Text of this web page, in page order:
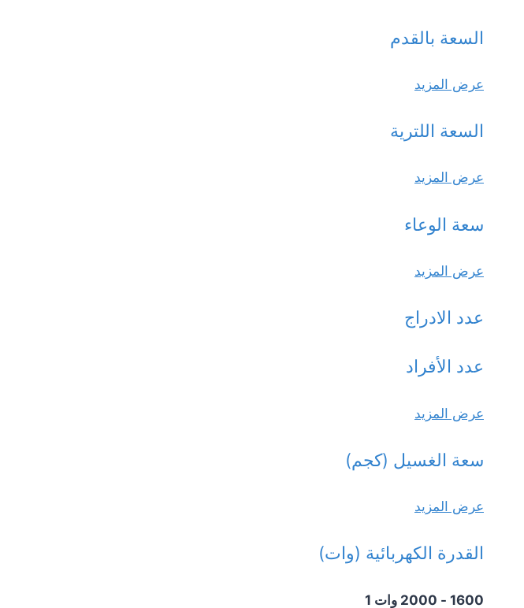
السعة بالقدم
عرض المزيد
السعة اللترية
عرض المزيد
سعة الوعاء
عرض المزيد
عدد الادراج
عدد الأفراد
عرض المزيد
سعة الغسيل (كجم)
عرض المزيد
القدرة الكهربائية (وات)
1600 - 2000 وات 1